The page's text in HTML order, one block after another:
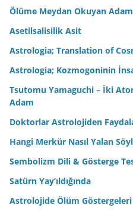
Ölüme Meydan Okuyan
Asetilsalisilik Asit
Astrologia; Translation of
Astrologia; Kozmogoninin
Tsutomu Yamaguchi – İki
Adam
Doktorlar Astrolojiden
Hangi Merkür Nasıl Yalan
Sembolizm Dili & Gösterge
Satürn Yay’ıldığında
Astrolojide Ölüm